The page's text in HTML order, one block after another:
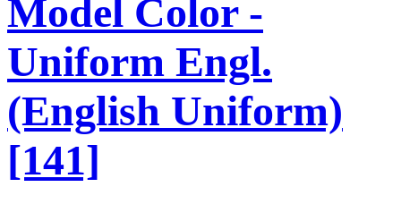
Model Color -
Uniform Engl.
(English Uniform)
[141]